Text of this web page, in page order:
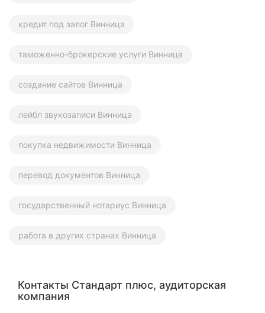
кредит под залог Винница
таможенно-брокерские услуги Винница
создание сайтов Винница
лейбл звукозаписи Винница
покупка недвижимости Винница
перевод документов Винница
государственный нотариус Винница
работа в других странах Винница
Контакты Стандарт плюс, аудиторская
компания